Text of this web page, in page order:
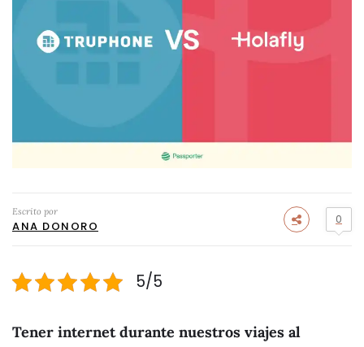
Escrito por
ANA DONORO 0
5/5
Tener internet durante nuestros viajes al